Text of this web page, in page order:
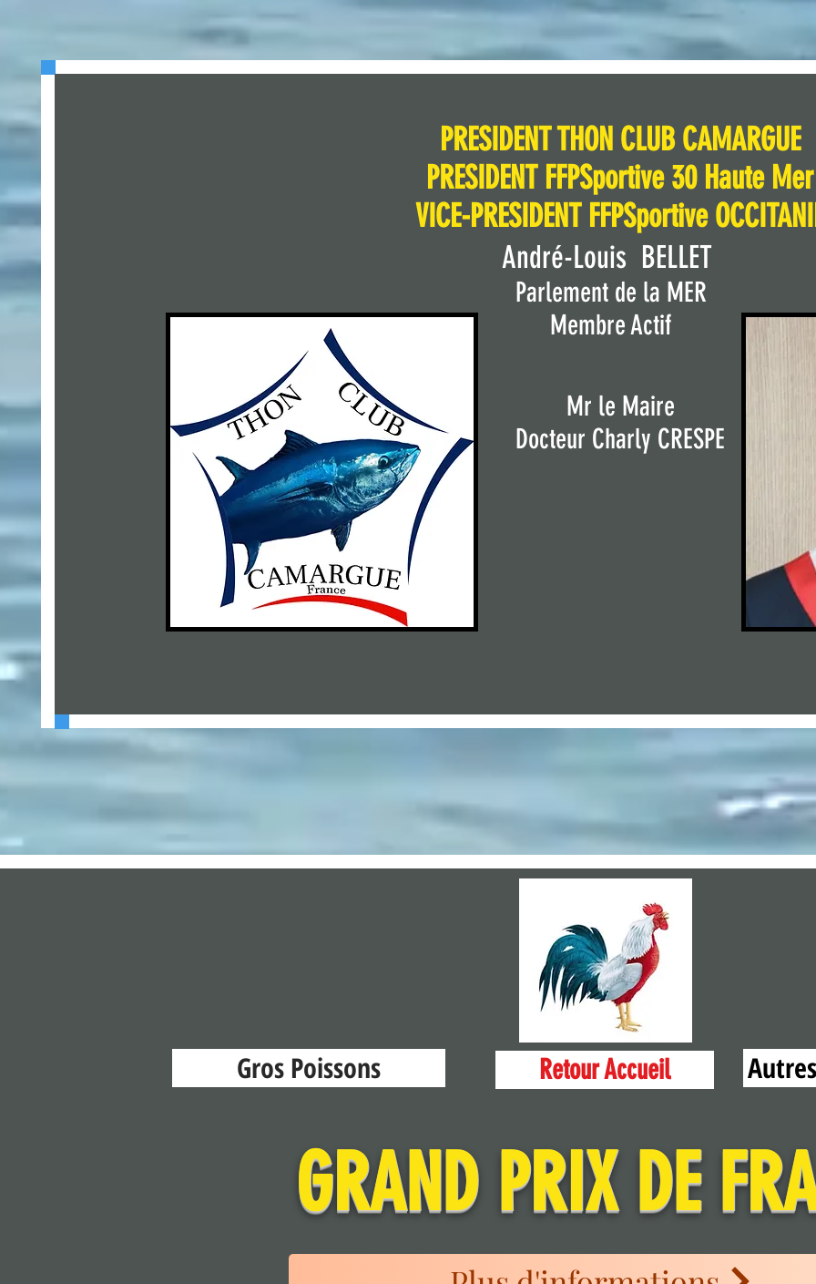
PRESIDENT THON CLUB CAMARGUE
PRESIDENT FFPSportive 30 Haute Mer
VICE-PRESIDENT FFPSportive
André-Louis BELLET
Parlement de la MER
Membre Actif
Mr le Maire
Docteur Charly CRESPE
Gros Poissons Retour Accueil
GRAND PRIX DE